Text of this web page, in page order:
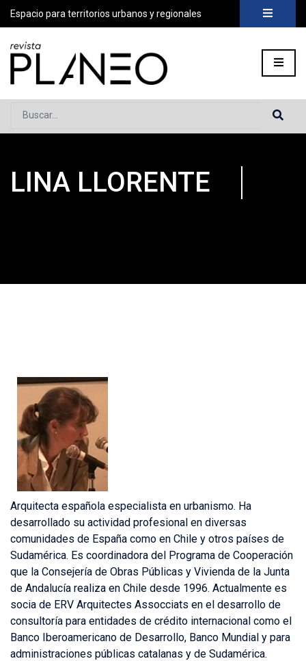
Espacio para territorios urbanos y regionales
Buscar...
Portada » Planeo Hoy» COLABORADORES
LINA LLORENTE
Arquitecta española especialista en urbanismo. Ha
desarrollado su actividad profesional en diversas
comunidades de España como en Chile y otros países de
Sudamérica. Es coordinadora del Programa de Cooperación
que la Consejería de Obras Públicas y Vivienda de la Junta
de Andalucía realiza en Chile desde 1996. Actualmente es
socia de ERV Arquitectes Assocciats en el desarrollo de
consultoría para entidades de crédito internacional como el
Banco Iberoamericano de Desarrollo, Banco Mundial y para
administraciones públicas catalanas y de Sudamérica.